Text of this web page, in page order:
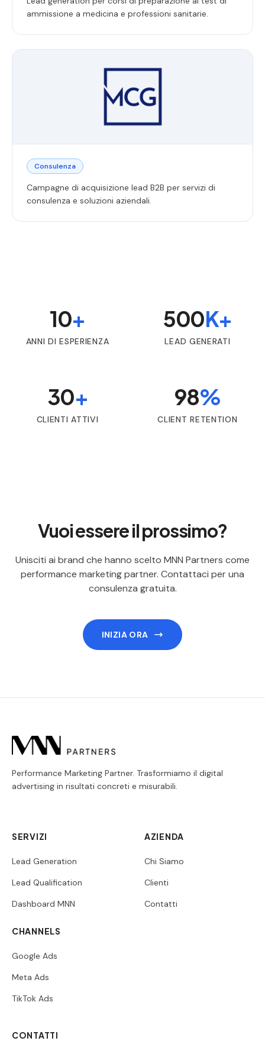
ammissione a medicina e professioni sanitarie.
Consulenza
Campagne di acquisizione lead B2B per servizi di
consulenza e soluzioni aziendali.
10+
ANNI DI ESPERIENZA
500K+
LEAD GENERATI
30+
CLIENTI ATTIVI
98%
CLIENT RETENTION
Vuoi essere il prossimo?
Unisciti ai brand che hanno scelto MNN Partners come
performance marketing partner. Contattaci per una
consulenza gratuita.
INIZIA ORA
Performance Marketing Partner. Trasformiamo il digital
advertising in risultati concreti e misurabili.
SERVIZI
Lead Generation
Lead Qualification
Dashboard MNN
CHANNELS
Google Ads
Meta Ads
TikTok Ads
AZIENDA
Chi Siamo
Clienti
Contatti
CONTATTI